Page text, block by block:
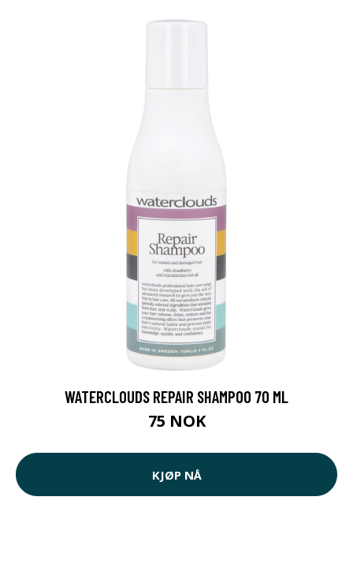
WATERCLOUDS REPAIR SHAMPOO 70 ML
75 NOK
KJØP NÅ